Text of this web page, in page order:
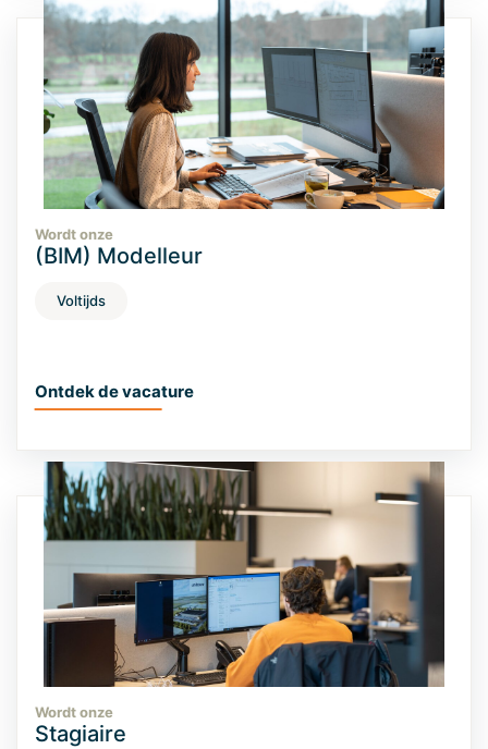
Wordt onze
(BIM) Modelleur
Voltijds
Ontdek de vacature
Wordt onze
Stagiaire